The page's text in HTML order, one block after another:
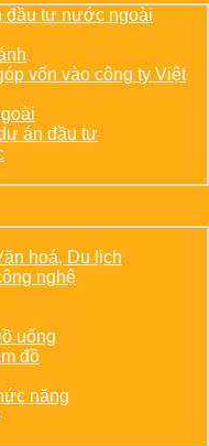
đầu tư nước ngoài
vốn vào công ty Việt
án đầu tư
hoá, Du lịch
nghệ
uống
đồ
năng